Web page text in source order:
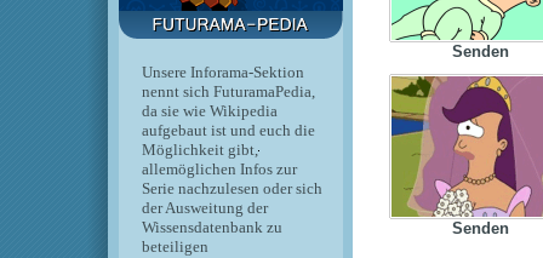
Unsere Inforama-Sektion
nennt sich FuturamaPedia,
da sie wie Wikipedia
aufgebaut ist und euch die
Möglichkeit gibt,
allemöglichen Infos zur
Serie nachzulesen oder sich
der Ausweitung der
Wissensdatenbank zu
beteiligen
Senden
Senden